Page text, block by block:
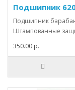
Подшипник
Подшипник
Штампованные
350.00 р.